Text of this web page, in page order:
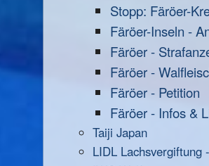
Stopp: Färöer-
Färöer-Inseln -
Färöer -
Färöer -
Färöer - Petition
Färöer - Infos &
Taiji Japan
LIDL Lachsvergiftung